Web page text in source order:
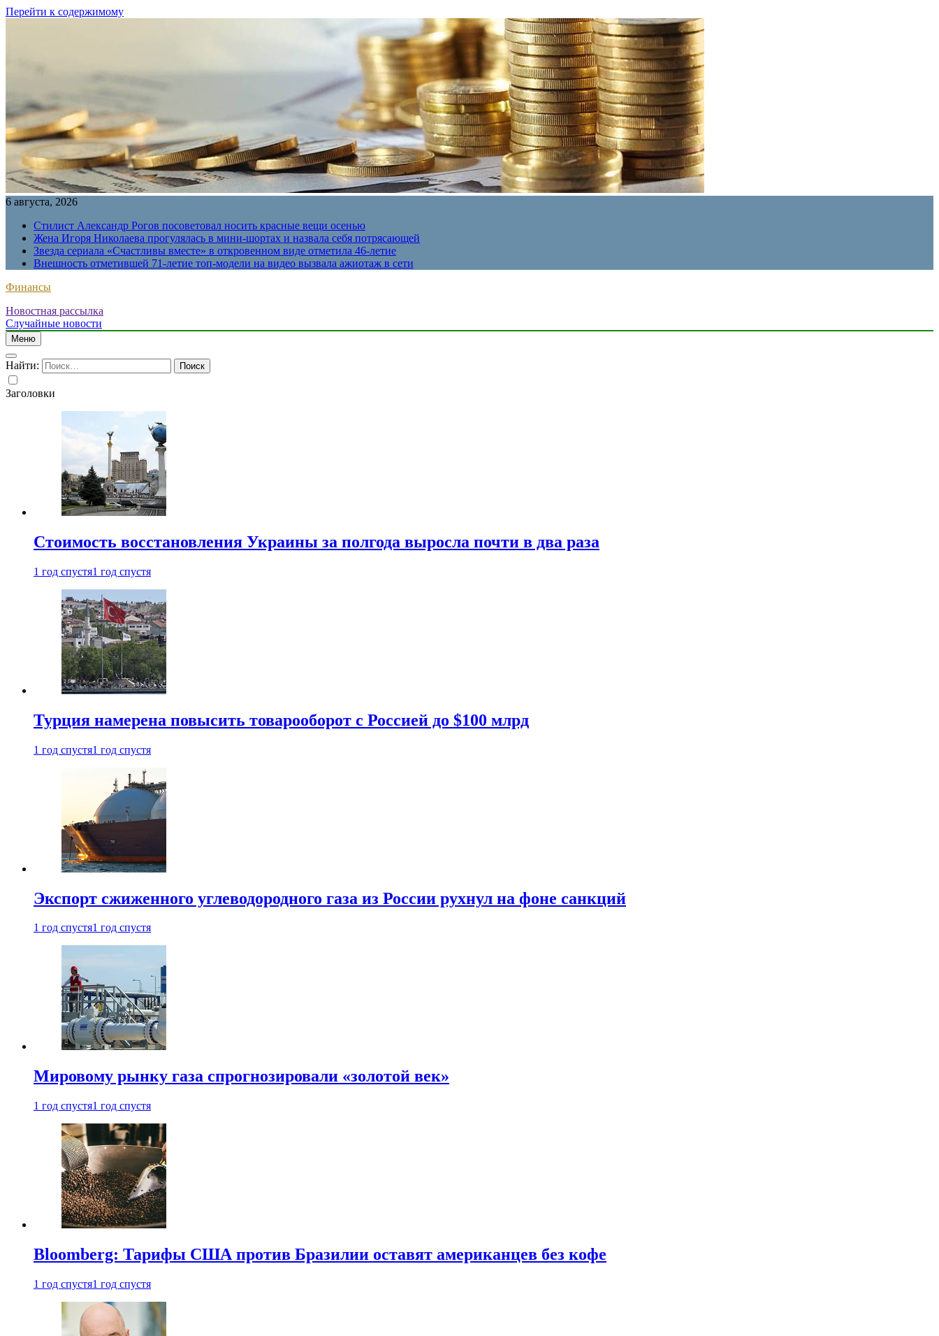
Перейти к содержимому
6 августа, 2026
Стилист Александр Рогов посоветовал носить красные вещи осенью
Жена Игоря Николаева прогулялась в мини-шортах и назвала себя потрясающей
Звезда сериала «Счастливы вместе» в откровенном виде отметила 46-летие
Внешность отметившей 71-летие топ-модели на видео вызвала ажиотаж в сети
Финансы
Новостная рассылка
Случайные новости
Меню
Найти:
Заголовки
Стоимость восстановления Украины за полгода выросла почти в два раза
1 год спустя1 год спустя
Турция намерена повысить товарооборот с Россией до $100 млрд
1 год спустя1 год спустя
Экспорт сжиженного углеводородного газа из России рухнул на фоне санкций
1 год спустя1 год спустя
Мировому рынку газа спрогнозировали «золотой век»
1 год спустя1 год спустя
Bloomberg: Тарифы США против Бразилии оставят американцев без кофе
1 год спустя1 год спустя